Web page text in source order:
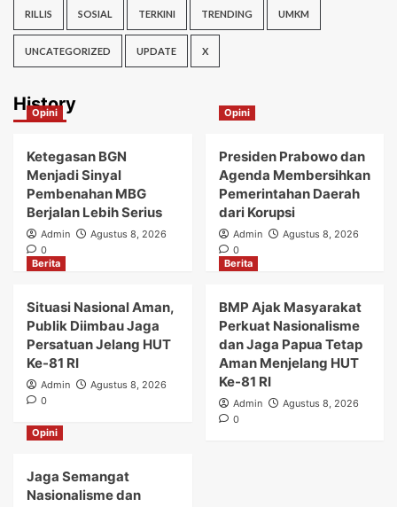
RILLIS SOSIAL TERKINI TRENDING UMKM
UNCATEGORIZED UPDATE X
History
Opini
Ketegasan BGN
Menjadi Sinyal
Pembenahan MBG
Berjalan Lebih Serius
Admin
Agustus 8, 2026
0
Opini
Presiden Prabowo dan
Agenda Membersihkan
Pemerintahan Daerah
dari Korupsi
Admin
Agustus 8, 2026
0
Berita
Situasi Nasional Aman,
Publik Diimbau Jaga
Persatuan Jelang HUT
Ke-81 RI
Admin
Agustus 8, 2026
0
Berita
BMP Ajak Masyarakat
Perkuat Nasionalisme
dan Jaga Papua Tetap
Aman Menjelang HUT
Ke-81 RI
Admin
Agustus 8, 2026
0
Opini
Jaga Semangat
Nasionalisme dan